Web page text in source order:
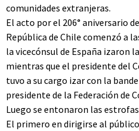
comunidades extranjeras.
El acto por el 206° aniversario
República de Chile comenzó a
la vicecónsul de España izaron
mientras que el presidente del
tuvo a su cargo izar con la
presidente de la Federación de
Luego se entonaron las
El primero en dirigirse al